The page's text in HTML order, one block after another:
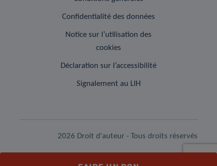
Confidentialité des données
Notice sur l’utilisation des
cookies
Déclaration sur l’accessibilité
Signalement au LIH
2026 Droit d'auteur - Tous droits réservés